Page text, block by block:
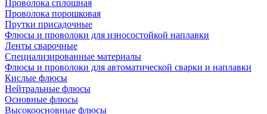
Проволока сплошная
Проволока порошковая
Прутки присадочные
Флюсы и проволоки для износостойкой наплавки
Ленты сварочные
Специализированные материалы
Флюсы и проволоки для автоматической сварки и наплавки
Кислые флюсы
Нейтральные флюсы
Основные флюсы
Высокоосновные флюсы